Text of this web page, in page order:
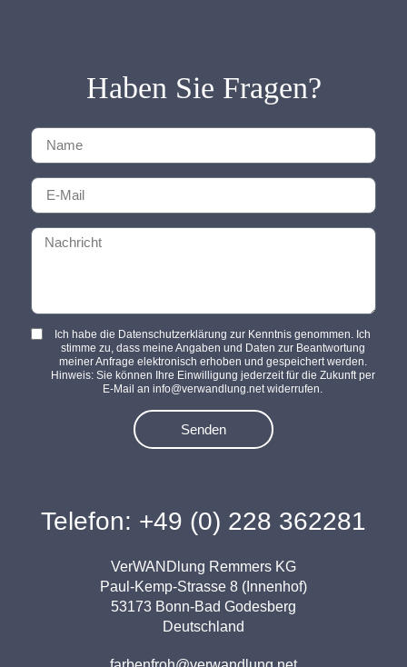
Haben Sie Fragen?
Ich habe die Datenschutzerklärung zur Kenntnis genommen. Ich
stimme zu, dass meine Angaben und Daten zur Beantwortung
meiner Anfrage elektronisch erhoben und gespeichert werden.
Hinweis: Sie können Ihre Einwilligung jederzeit für die Zukunft per
E-Mail an info@verwandlung.net widerrufen.
Senden
Telefon: +49 (0) 228 362281
VerWANDlung Remmers KG
Paul-Kemp-Strasse 8 (Innenhof)
53173 Bonn-Bad Godesberg
Deutschland